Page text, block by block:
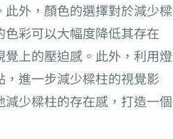
外，顏色的選擇對於減少樑
彩可以大幅度降低其存在
上的壓迫感。此外，利用燈
進一步減少樑柱的視覺影
少樑柱的存在感，打造一個